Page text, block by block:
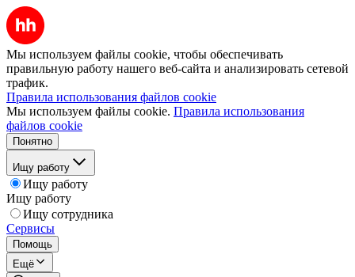
Мы используем файлы cookie, чтобы обеспечивать
правильную работу нашего веб-сайта и анализировать сетевой
трафик.
Правила использования файлов cookie
Мы используем файлы cookie. Правила использования
файлов cookie
Понятно
Ищу работу
Ищу работу
Ищу работу
Ищу сотрудника
Сервисы
Помощь
Ещё